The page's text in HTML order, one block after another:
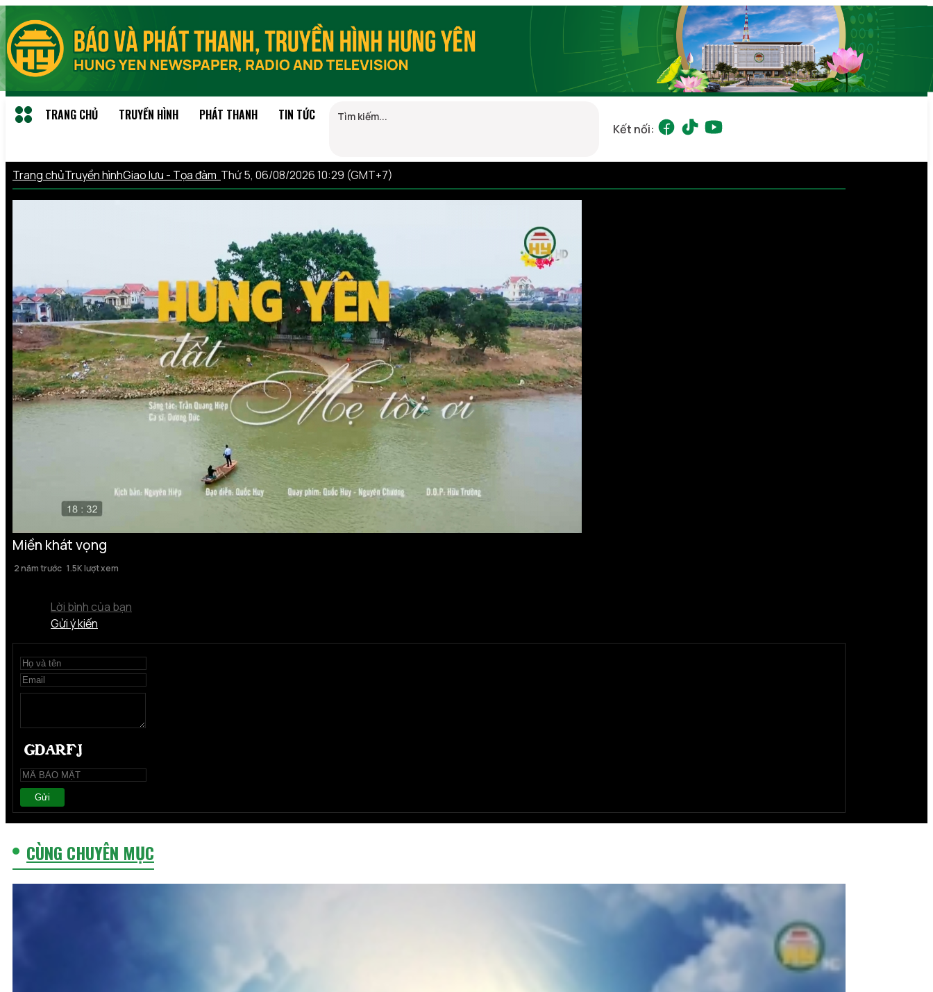
TRANG CHỦ TRUYỀN HÌNH PHÁT THANH TIN TỨC
Kết nối:
Trang chủTruyền hìnhGiao lưu - Tọa đàm Thứ 5, 06/08/2026 10:29 (GMT+7)
Miền khát vọng
2 năm trước 1.5K lượt xem
Lời bình của bạn
Gửi ý kiến
Gửi
CÙNG CHUYÊN MỤC